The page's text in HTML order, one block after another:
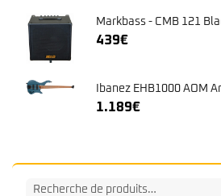
Markbass - CMB 121
439€
Ibanez EHB1000 AOM
1.189€
Recherche